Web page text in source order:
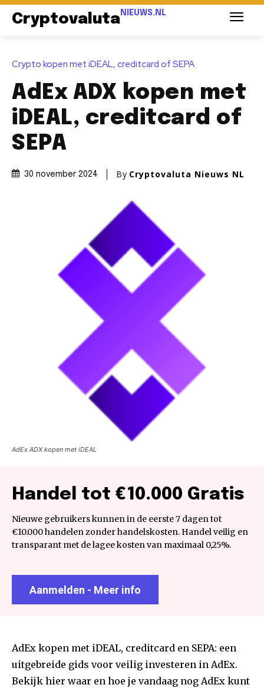
Cryptovaluta NIEUWS.NL
Crypto kopen met iDEAL, creditcard of SEPA
AdEx ADX kopen met
iDEAL, creditcard of
SEPA
30 november 2024 By Cryptovaluta Nieuws NL
AdEx ADX kopen met iDEAL
Handel tot €10.000 Gratis
Nieuwe gebruikers kunnen in de eerste 7 dagen tot
€10.000 handelen zonder handelskosten. Handel veilig en
transparant met de lagee kosten van maximaal 0,25%.
Aanmelden - Meer info
AdEx kopen met iDEAL, creditcard en SEPA: een
uitgebreide gids voor veilig investeren in AdEx.
Bekijk hier waar en hoe je vandaag nog AdEx kunt